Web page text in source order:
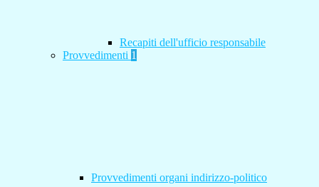
Recapiti dell'ufficio responsabile
Provvedimenti 1
Provvedimenti organi indirizzo-politico